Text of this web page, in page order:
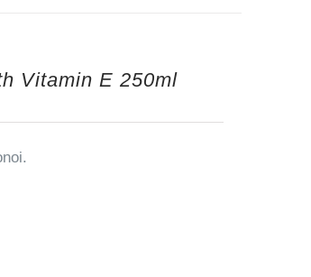
Vitamin E 250ml